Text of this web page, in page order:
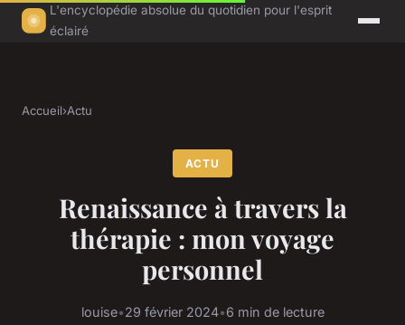
L'encyclopédie absolue du quotidien pour l'esprit
éclairé
Accueil›Actu
ACTU
Renaissance à travers la
thérapie : mon voyage
personnel
louise•29 février 2024•6 min de lecture